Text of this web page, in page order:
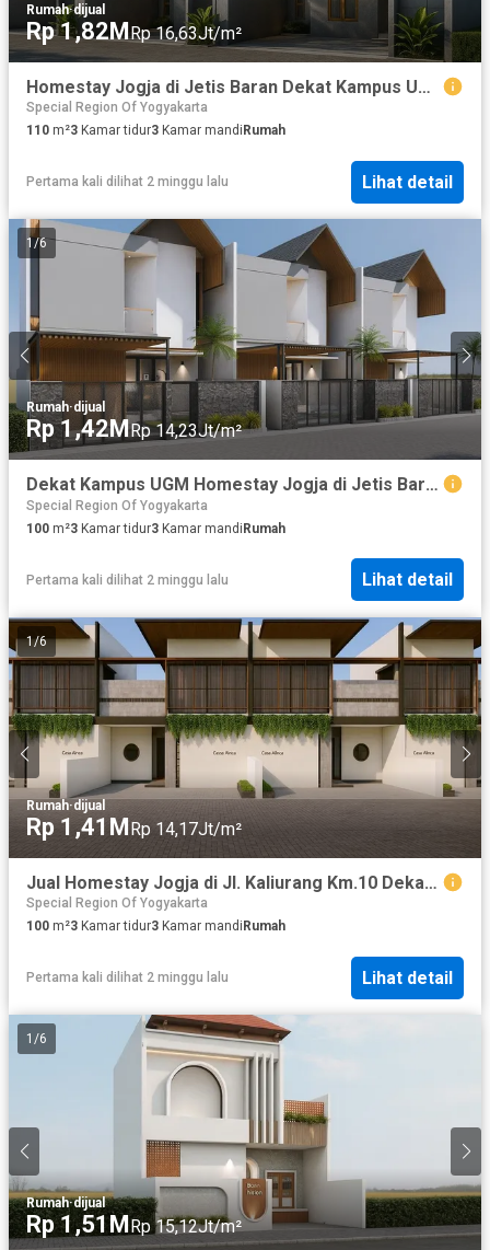
Rumah·dijual
Rp 1,82MRp 16,63Jt/m²
Homestay Jogja di Jetis Baran Dekat Kampus UGM
Special Region Of Yogyakarta
110 m²3 Kamar tidur3 Kamar mandi Rumah
Pertama kali dilihat 2 minggu lalu Lihat detail
1 /6
Rumah·dijual
Rp 1,42MRp 14,23Jt/m²
Dekat Kampus UGM Homestay Jogja di Jetis Baran
Special Region Of Yogyakarta
100 m²3 Kamar tidur3 Kamar mandiRumah
Pertama kali dilihat 2 minggu lalu Lihat detail
1/6
Rumah·dijual
Rp 1,41MRp 14,17Jt/m²
Jual Homestay Jogja di Jl. Kaliurang Km.10 Dekat Kampus UGM
Special Region Of Yogyakarta
100 m²3 Kamar tidur3 Kamar mandi Rumah
Pertama kali dilihat 2 minggu lalu Lihat detail
1 /6
Rumah·dijual
Rp 1,51M Rp 15,12Jt/m²